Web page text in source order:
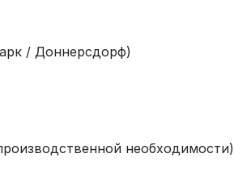
/ Доннерсдорф)
необходимости)